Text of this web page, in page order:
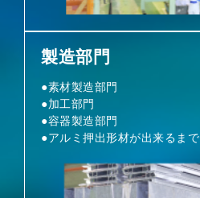
製造部門
●素材製造部門
●加工部門
●容器製造部門
●アルミ押出形材が出来るまで